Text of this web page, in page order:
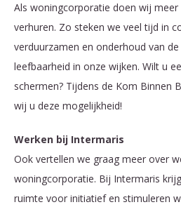
Als woningcorporatie doen wij meer
verhuren. Zo steken we veel tijd in
verduurzamen en onderhoud van
leefbaarheid in onze wijken. Wilt u
schermen? Tijdens de Kom Binnen
wij u deze mogelijkheid!
Werken bij Intermaris
Ook vertellen we graag meer over
woningcorporatie. Bij Intermaris
ruimte voor initiatief en stimuleren